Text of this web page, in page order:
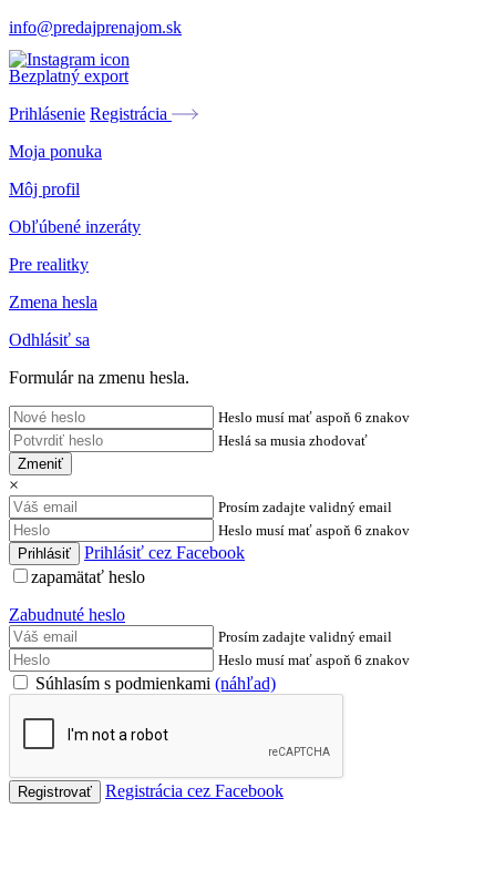
info@predajprenajom.sk
Bezplatný export
Prihlásenie Registrácia
Moja ponuka
Môj profil
Obľúbené inzeráty
Pre realitky
Zmena hesla
Odhlásiť sa
Formulár na zmenu hesla.
Heslo musí mať aspoň 6 znakov
Heslá sa musia zhodovať
Zmeniť
×
Prosím zadajte validný email
Heslo musí mať aspoň 6 znakov
Prihlásiť cez Facebook
zapamätať heslo
Zabudnuté heslo
Prosím zadajte validný email
Heslo musí mať aspoň 6 znakov
Súhlasím s podmienkami (náhľad)
Registrácia cez Facebook